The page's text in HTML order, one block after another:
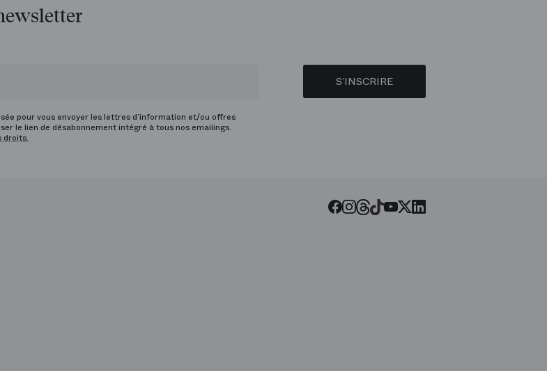
pour vous envoyer les lettres d’information et/ou offres
le lien de désabonnement intégré à tous nos emailings.
droits.
S’INSCRIRE
Facebook
Instagram
Threads
Tiktok
Youtube
Twitter
LinkedIn